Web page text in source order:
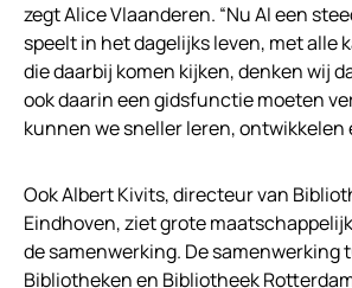
zegt Alice Vlaanderen. “Nu AI een
speelt in het dagelijks leven, met alle
die daarbij komen kijken, denken wij
ook daarin een gidsfunctie moeten
kunnen we sneller leren, ontwikkelen
Ook Albert Kivits, directeur van
Eindhoven, ziet grote
de samenwerking. De samenwerking
Bibliotheken en Bibliotheek